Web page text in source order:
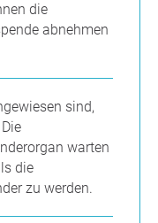
die
abnehmen
sind,
warten
die
zu werden.